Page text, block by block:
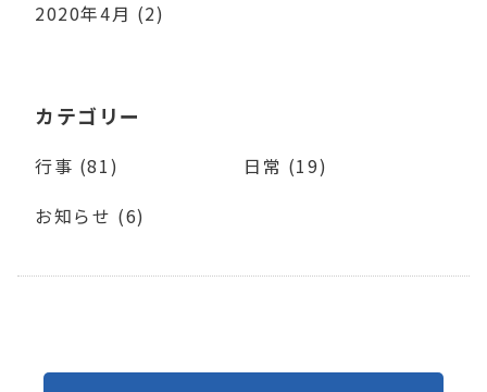
2020年4月 (2)
カテゴリー
行事 (81)
日常 (19)
お知らせ (6)